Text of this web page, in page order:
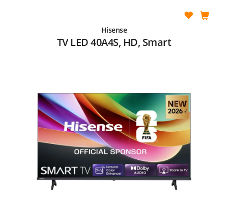
Hisense
TV LED 40A4S, HD, Smart